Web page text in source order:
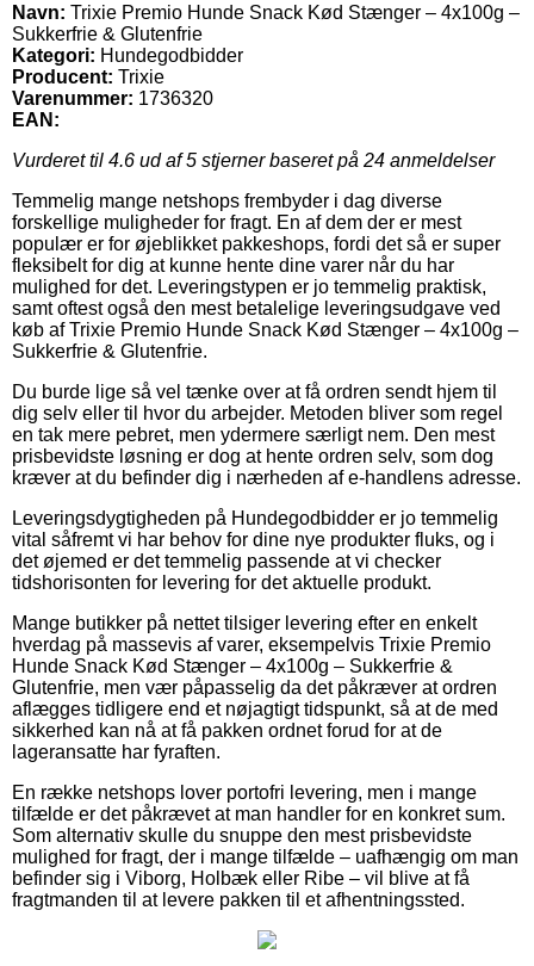
Navn: Trixie Premio Hunde Snack Kød Stænger – 4x100g –
Sukkerfrie & Glutenfrie
Kategori: Hundegodbidder
Producent: Trixie
Varenummer: 1736320
EAN:
Vurderet til 4.6 ud af 5 stjerner baseret på 24 anmeldelser
Temmelig mange netshops frembyder i dag diverse
forskellige muligheder for fragt. En af dem der er mest
populær er for øjeblikket pakkeshops, fordi det så er super
fleksibelt for dig at kunne hente dine varer når du har
mulighed for det. Leveringstypen er jo temmelig praktisk,
samt oftest også den mest betalelige leveringsudgave ved
køb af Trixie Premio Hunde Snack Kød Stænger – 4x100g –
Sukkerfrie & Glutenfrie.
Du burde lige så vel tænke over at få ordren sendt hjem til
dig selv eller til hvor du arbejder. Metoden bliver som regel
en tak mere pebret, men ydermere særligt nem. Den mest
prisbevidste løsning er dog at hente ordren selv, som dog
kræver at du befinder dig i nærheden af e-handlens adresse.
Leveringsdygtigheden på Hundegodbidder er jo temmelig
vital såfremt vi har behov for dine nye produkter fluks, og i
det øjemed er det temmelig passende at vi checker
tidshorisonten for levering for det aktuelle produkt.
Mange butikker på nettet tilsiger levering efter en enkelt
hverdag på massevis af varer, eksempelvis Trixie Premio
Hunde Snack Kød Stænger – 4x100g – Sukkerfrie &
Glutenfrie, men vær påpasselig da det påkræver at ordren
aflægges tidligere end et nøjagtigt tidspunkt, så at de med
sikkerhed kan nå at få pakken ordnet forud for at de
lageransatte har fyraften.
En række netshops lover portofri levering, men i mange
tilfælde er det påkrævet at man handler for en konkret sum.
Som alternativ skulle du snuppe den mest prisbevidste
mulighed for fragt, der i mange tilfælde – uafhængig om man
befinder sig i Viborg, Holbæk eller Ribe – vil blive at få
fragtmanden til at levere pakken til et afhentningssted.